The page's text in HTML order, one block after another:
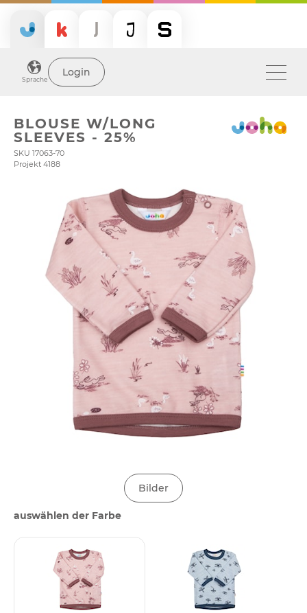
Sprache
Login
BLOUSE W/LONG
SLEEVES - 25%
SKU 17063-70
Projekt 4188
Bilder
auswählen der Farbe